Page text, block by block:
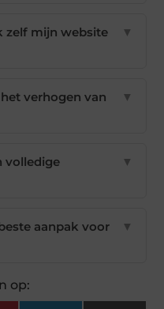
zelf mijn website
▼
verhogen van
▼
volledige
▼
aanpak voor
▼
op: